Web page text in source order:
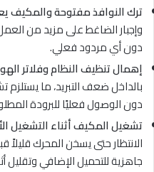
ترك النوافذ مفتوحة والمكيف
وإجبار الضاغط على مزيد من
دون أي مردود فعلي.
إهمال تنظيف النظام وفلاتر
بالداخل ضعف التبريد، ما
دون الوصول فعليًا للبرودة
تشغيل المكيف أثناء التشغيل
الانتظار حتى يسخن المحرك قليلاً
جاهزية للتحميل الإضافي